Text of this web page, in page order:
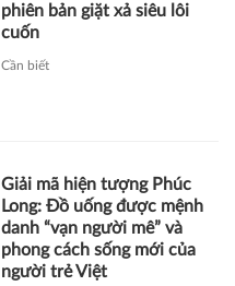
phiên bản giặt xả siêu lôi
cuốn
Cần biết
Giải mã hiện tượng Phúc
Long: Đồ uống được mệnh
danh “vạn người mê” và
phong cách sống mới của
người trẻ Việt